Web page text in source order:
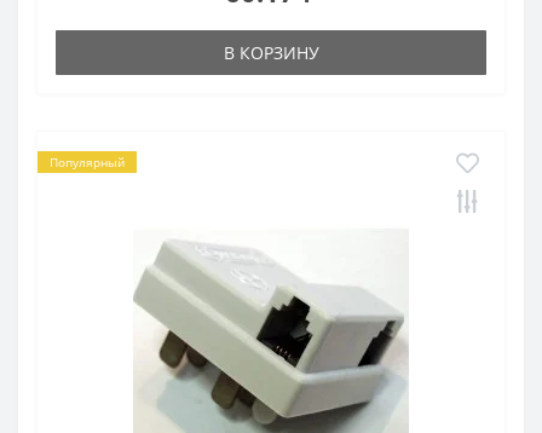
В КОРЗИНУ
Популярный